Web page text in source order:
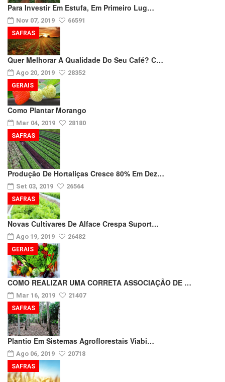
Para Investir Em Estufa, Em Primeiro Lug…
Nov 07, 2019 66591
Quer Melhorar A Qualidade Do Seu Café? C…
Ago 20, 2019 28352
SAFRAS
Como Plantar Morango
Mar 04, 2019 28180
GERAIS
Produção De Hortaliças Cresce 80% Em Dez…
Set 03, 2019 26564
SAFRAS
Novas Cultivares De Alface Crespa Suport…
Ago 19, 2019 26482
SAFRAS
COMO REALIZAR UMA CORRETA ASSOCIAÇÃO DE …
Mar 16, 2019 21407
GERAIS
Plantio Em Sistemas Agroflorestais Viabi…
Ago 06, 2019 20718
SAFRAS
SAFRAS